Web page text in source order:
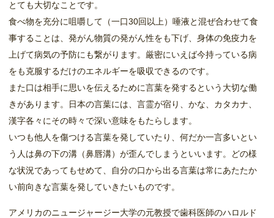
とても大切なことです。
食べ物を充分に咀嚼して（一口30回以上）唾液と混ぜ合わせて食
事することは、発がん物質の発がん性をも下げ、身体の免疫力を
上げて病気の予防にも繋がります。厳密にいえば今持っている病
をも克服するだけのエネルギーを吸収できるのです。
また口は相手に思いを伝えるために言葉を発するという大切な働
きがあります。日本の言葉には、言霊が宿り、かな、カタカナ、
漢字各々にその時々で深い意味をもたらします。
いつも他人を傷つける言葉を発していたり、何だか一言多いとい
う人は鼻の下の溝（鼻唇溝）が歪んでしまうといいます。どの様
な状況であってもせめて、自分の口から出る言葉は常にあたたか
い前向きな言葉を発していきたいものです。
アメリカのニュージャージー大学の元教授で歯科医師のハロルド